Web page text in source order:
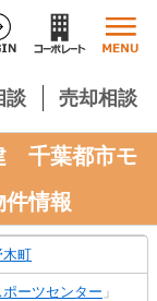
談 売却相談
千葉都市モ
件情報
木町
ポーツセンター 」